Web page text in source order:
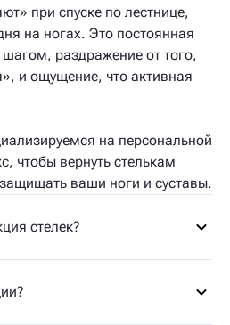
при спуске по лестнице,
на ногах. Это постоянная
раздражение от того,
и ощущение, что активная
на персональной
чтобы вернуть стелькам
ваши ноги и суставы.
стелек?